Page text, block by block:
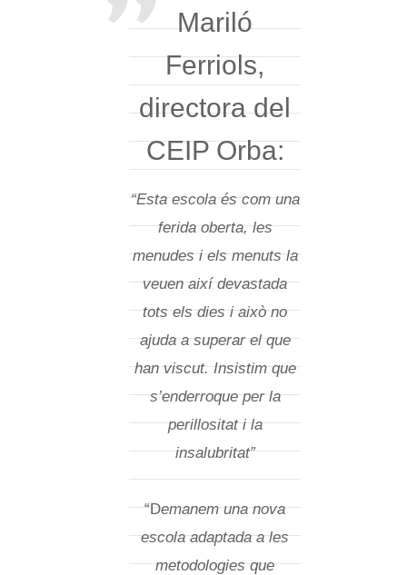
Mariló
Ferriols,
directora del
CEIP Orba:
“Esta escola és com una
ferida oberta, les
menudes i els menuts la
veuen així devastada
tots els dies i això no
ajuda a superar el que
han viscut. Insistim que
s’enderroque per la
perillositat i la
insalubritat”
“Demanem una nova
escola adaptada a les
metodologies que